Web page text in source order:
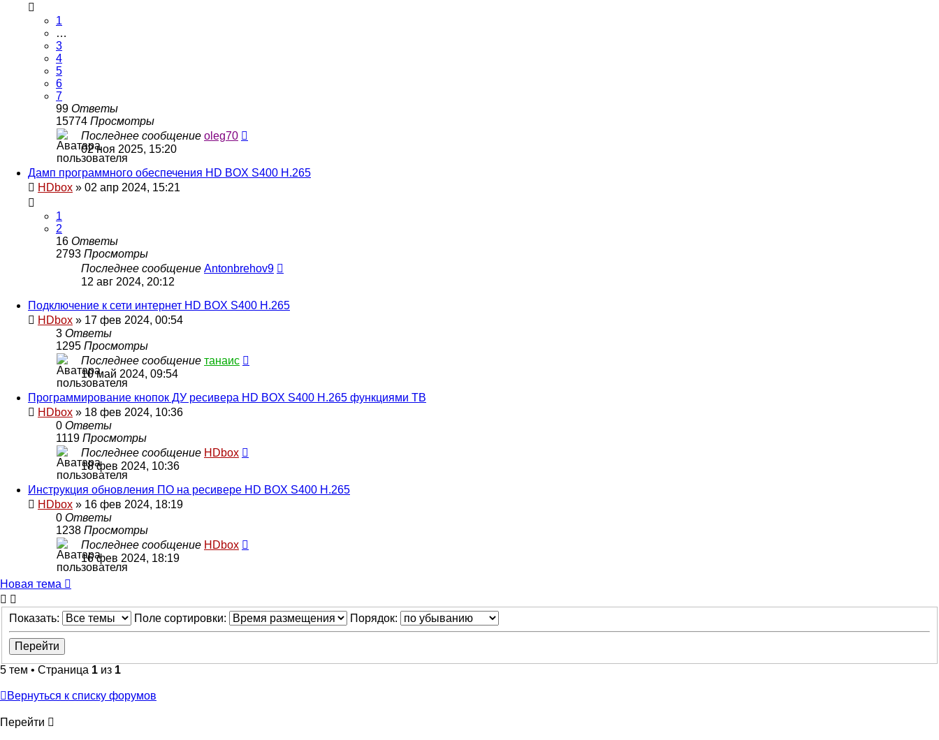
1
…
3
4
5
6
7
99 Ответы
15774 Просмотры
Последнее сообщение oleg70
02 ноя 2025, 15:20
Дамп программного обеспечения HD BOX S400 H.265
HDbox » 02 апр 2024, 15:21
1
2
16 Ответы
2793 Просмотры
Последнее сообщение Antonbrehov9
12 авг 2024, 20:12
Подключение к сети интернет HD BOX S400 H.265
HDbox » 17 фев 2024, 00:54
3 Ответы
1295 Просмотры
Последнее сообщение танаис
10 май 2024, 09:54
Программирование кнопок ДУ ресивера HD BOX S400 H.265 функциями ТВ
HDbox » 18 фев 2024, 10:36
0 Ответы
1119 Просмотры
Последнее сообщение HDbox
18 фев 2024, 10:36
Инструкция обновления ПО на ресивере HD BOX S400 H.265
HDbox » 16 фев 2024, 18:19
0 Ответы
1238 Просмотры
Последнее сообщение HDbox
16 фев 2024, 18:19
Новая тема
Показать: Поле сортировки: Порядок:
5 тем • Страница 1 из 1
Вернуться к списку форумов
Перейти